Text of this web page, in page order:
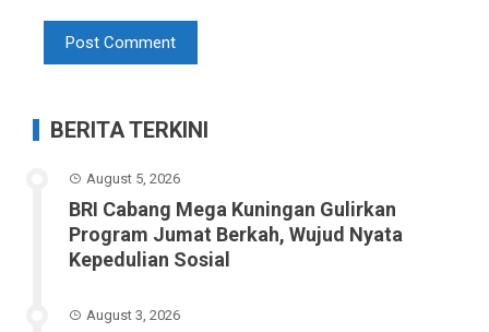
BERITA TERKINI
August 5, 2026
BRI Cabang Mega Kuningan Gulirkan
Program Jumat Berkah, Wujud Nyata
Kepedulian Sosial
August 3, 2026